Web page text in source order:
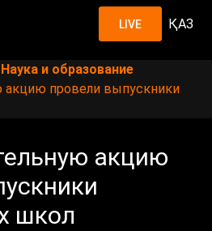
LIVE ҚАЗ
Наука и образование
акцию провели выпускники
акцию
школ